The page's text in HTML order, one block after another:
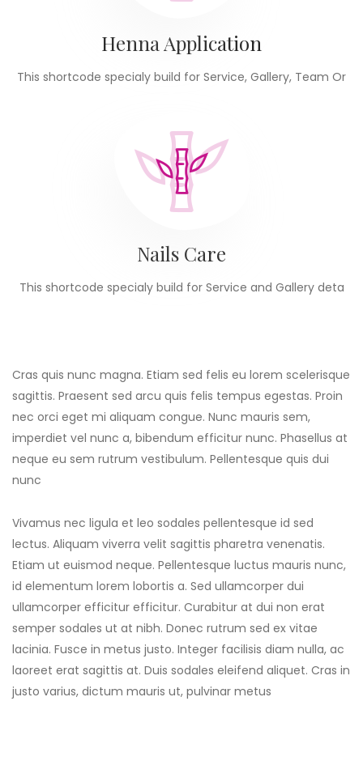
Henna Application
This shortcode specialy build for Service, Gallery, Team Or
Nails Care
This shortcode specialy build for Service and Gallery deta
Cras quis nunc magna. Etiam sed felis eu lorem scelerisque
sagittis. Praesent sed arcu quis felis tempus egestas. Proin
nec orci eget mi aliquam congue. Nunc mauris sem,
imperdiet vel nunc a, bibendum efficitur nunc. Phasellus at
neque eu sem rutrum vestibulum. Pellentesque quis dui
nunc
Vivamus nec ligula et leo sodales pellentesque id sed
lectus. Aliquam viverra velit sagittis pharetra venenatis.
Etiam ut euismod neque. Pellentesque luctus mauris nunc,
id elementum lorem lobortis a. Sed ullamcorper dui
ullamcorper efficitur efficitur. Curabitur at dui non erat
semper sodales ut at nibh. Donec rutrum sed ex vitae
lacinia. Fusce in metus justo. Integer facilisis diam nulla, ac
laoreet erat sagittis at. Duis sodales eleifend aliquet. Cras in
justo varius, dictum mauris ut, pulvinar metus